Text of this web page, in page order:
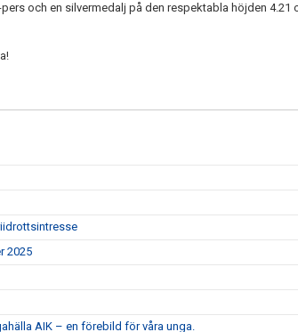
och en silvermedalj på den respektabla höjden 4.21
2025
AIK – en förebild för våra unga.